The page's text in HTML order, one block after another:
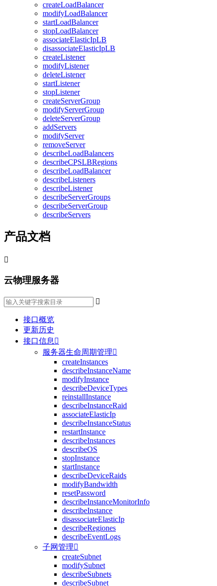
createLoadBalancer
modifyLoadBalancer
startLoadBalancer
stopLoadBalancer
associateElasticIpLB
disassociateElasticIpLB
createListener
modifyListener
deleteListener
startListener
stopListener
createServerGroup
modifyServerGroup
deleteServerGroup
addServers
modifyServer
removeServer
describeLoadBalancers
describeCPSLBRegions
describeLoadBalancer
describeListeners
describeListener
describeServerGroups
describeServerGroup
describeServers
产品文档

云物理服务器

接口概览
更新历史
接口信息 
服务器生命周期管理
createInstances
describeInstanceName
modifyInstance
describeDeviceTypes
reinstallInstance
describeInstanceRaid
associateElasticIp
describeInstanceStatus
restartInstance
describeInstances
describeOS
stopInstance
startInstance
describeDeviceRaids
modifyBandwidth
resetPassword
describeInstanceMonitorInfo
describeInstance
disassociateElasticIp
describeRegiones
describeEventLogs
子网管理
createSubnet
modifySubnet
describeSubnets
describeSubnet